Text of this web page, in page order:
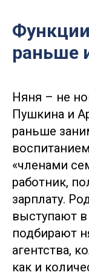
раньше
Няня – не
Пушкина и
раньше
«членами
работник,
зарплату.
выступают в
подбирают
агентства,
как и